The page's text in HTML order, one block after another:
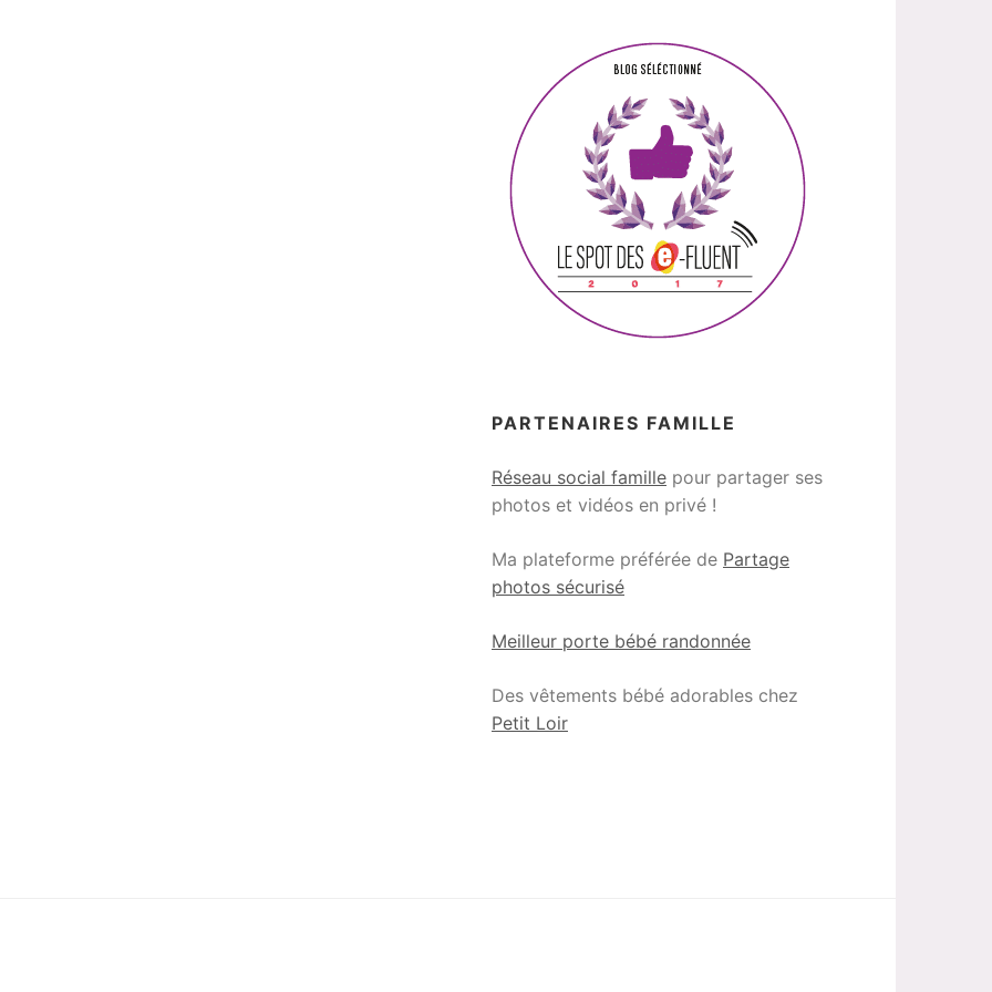
PARTENAIRES FAMILLE
Réseau social famille pour partager ses
photos et vidéos en privé !
Ma plateforme préférée de Partage
photos sécurisé
Meilleur porte bébé randonnée
Des vêtements bébé adorables chez
Petit Loir